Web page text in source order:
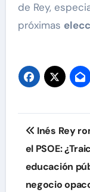
de Rey,
próximas
de
Inés Rey
el PSOE:
educación
negocio